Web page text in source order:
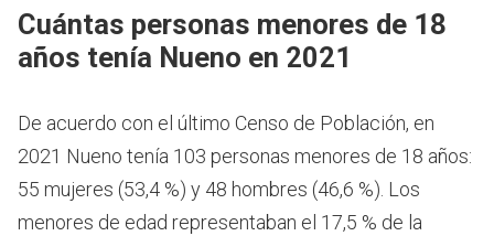
Cuántas personas menores de 18
años tenía Nueno en 2021
De acuerdo con el último Censo de Población, en
2021 Nueno tenía 103 personas menores de 18 años:
55 mujeres (53,4 %) y 48 hombres (46,6 %). Los
menores de edad representaban el 17,5 % de la